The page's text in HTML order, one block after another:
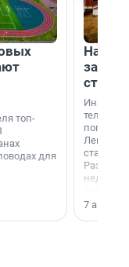
топ-
для
На
станции
7